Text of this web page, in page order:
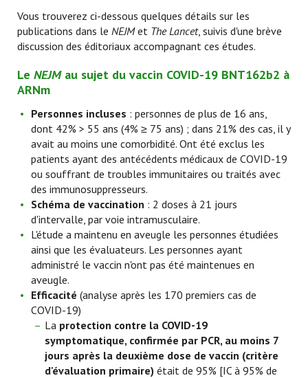
Vous trouverez ci-dessous quelques détails sur les
publications dans le NEJMet The Lancet, suivis d'une brève
discussion des éditoriaux accompagnant ces études.
Le NEJMau sujet du vaccin COVID-19 BNT162b2 à
ARNm
Personnes incluses : personnes de plus de 16 ans,
dont 42% > 55 ans (4% ≥ 75 ans) ; dans 21% des cas, il y
avait au moins une comorbidité. Ont été exclus les
patients ayant des antécédents médicaux de COVID-19
ou souffrant de troubles immunitaires ou traités avec
des immunosuppresseurs.
Schéma de vaccination : 2 doses à 21 jours
d'intervalle, par voie intramusculaire.
L'étude a maintenu en aveugle les personnes étudiées
ainsi que les évaluateurs. Les personnes ayant
administré le vaccin n'ont pas été maintenues en
aveugle.
Efficacité (analyse après les 170 premiers cas de
COVID-19)
La protection contre la COVID-19
symptomatique, confirmée par PCR, au moins 7
jours après la deuxième dose de vaccin (critère
d'évaluation primaire) était de 95% [IC à 95% de